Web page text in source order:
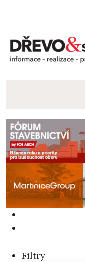
Filtry